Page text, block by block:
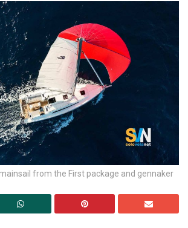
from the First package and gennaker